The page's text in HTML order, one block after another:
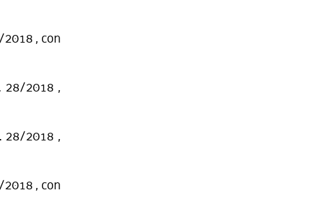
2018 , con
28/2018 ,
28/2018 ,
2018 , con